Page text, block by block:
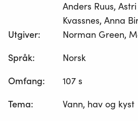
Utgiver:
Anders Ruus,
Kvassnes, Anna
Norman Green,
Språk:
Norsk
Omfang:
107 s
Tema:
Vann, hav og kyst